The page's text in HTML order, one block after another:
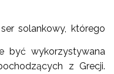
solankowy, którego
być wykorzystywana
z Grecji.